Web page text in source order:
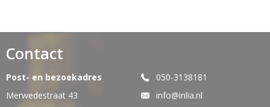
Contact
Post- en bezoekadres
Merwedestraat 43
050-3138181
info@inlia.nl